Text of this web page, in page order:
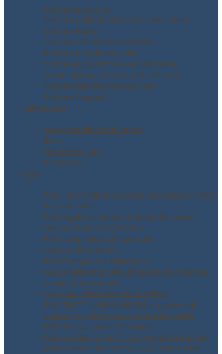
Settore generico
Settore edili / impiantisti / costruzioni
Settore legno
Settore officine meccaniche
Settore metalmeccanico
Settore Ristorazione e produzione,
somministrazione e vendita Alimenti
Settore saloni di acconciatori
Settore trasporti
Blog e Info
▼
Approfondimenti in breve
Blog
Documenti utili
Fonti Blog
FAQ
▼
FAQ – DATORE DI LAVORO ACCORDO STATO
REGIONI 2025
FAQ Aggiornamento Antincendio nuovo
Decreto DM 01-02/09/2021
FAQ campi elettromagnetici
FAQ D.Lgs 231/2001
FAQ Formazione a Distanza
FAQ Movimentazione manuale dei carichi e
movimenti ripetitivi
FAQ Radiazioni Ottiche Artificiali
FAQ TESTO UNICO 81/2028 in materia di
Salute e Sicurezza nei Luoghi di Lavoro
FAQ Stress Lavoro Correlato
FAQ SISTEMI DI GESTIONE AMBIENTALE UNI
EN ISO 14001 TUTTO QUELLO CHE C’È DA